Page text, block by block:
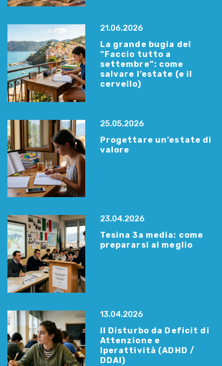
21.06.2026
La grande bugia del
“Faccio tutto a
settembre”: come
salvare l’estate (e il
cervello)
25.05.2026
Progettare un’estate di
valore
23.04.2026
Tesina 3a media: come
prepararsi al meglio
13.04.2026
Il Disturbo da Deficit di
Attenzione e
Iperattività (ADHD /
DDAI)